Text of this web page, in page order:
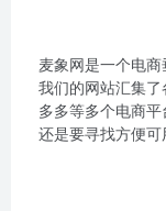
麦象网是一个电
我们的网站汇集
多多等多个电商
还是要寻找方便